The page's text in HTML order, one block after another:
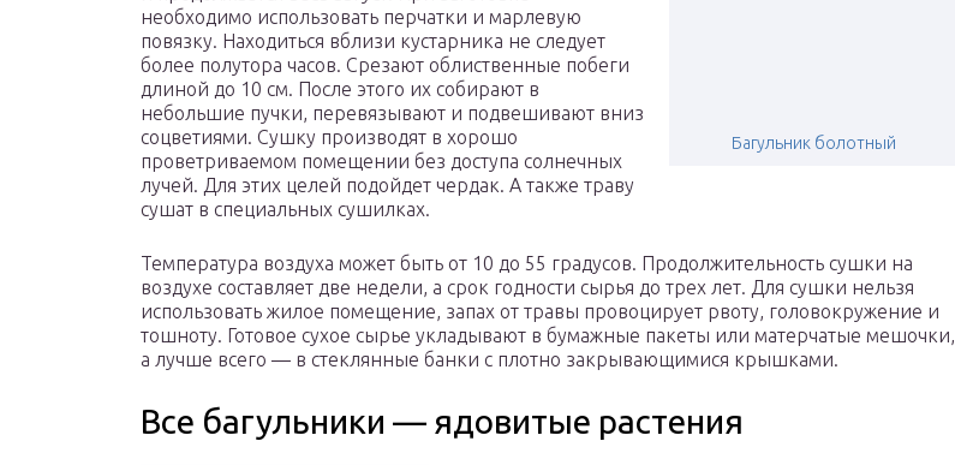
Багульник болотный
необходимо использовать перчатки и марлевую
повязку. Находиться вблизи кустарника не следует
более полутора часов. Срезают облиственные побеги
длиной до 10 см. После этого их собирают в
небольшие пучки, перевязывают и подвешивают вниз
соцветиями. Сушку производят в хорошо
проветриваемом помещении без доступа солнечных
лучей. Для этих целей подойдет чердак. А также траву
сушат в специальных сушилках.
Температура воздуха может быть от 10 до 55 градусов. Продолжительность сушки на
воздухе составляет две недели, а срок годности сырья до трех лет. Для сушки нельзя
использовать жилое помещение, запах от травы провоцирует рвоту, головокружение и
тошноту. Готовое сухое сырье укладывают в бумажные пакеты или матерчатые мешочки,
а лучше всего — в стеклянные банки с плотно закрывающимися крышками.
Все багульники — ядовитые растения